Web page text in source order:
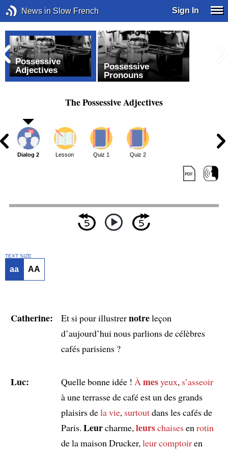
News in Slow French Sign In
Possessive
Adjectives
Possessive
Pronouns
The Possessive Adjectives
Dialog 2 Lesson Quiz 1 Quiz 2
TEXT SIZE
aa AA
Catherine: Et si pour illustrernotreleçon
d’aujourd’hui nous parlions de célèbres
cafés parisiens ?
Luc: Quelle bonne idée ! À mesyeux, s’asseoir
à une terrasse de café est un des grands
plaisirs dela vie, surtoutdans les cafés de
Paris. Leurcharme, leurschaisesen rotin
de la maison Drucker, leur comptoiren